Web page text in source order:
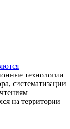
технологии
систематизации
на территории